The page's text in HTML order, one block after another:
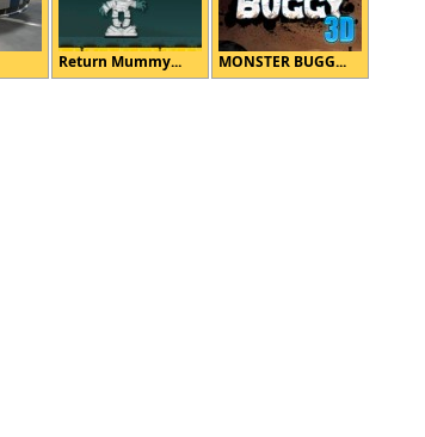
Return Mummy... MONSTER BUGG...